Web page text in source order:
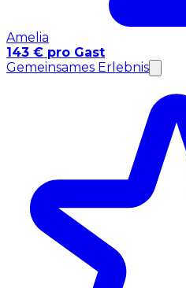
Amelia
143 € pro Gast
Gemeinsames Erlebnis